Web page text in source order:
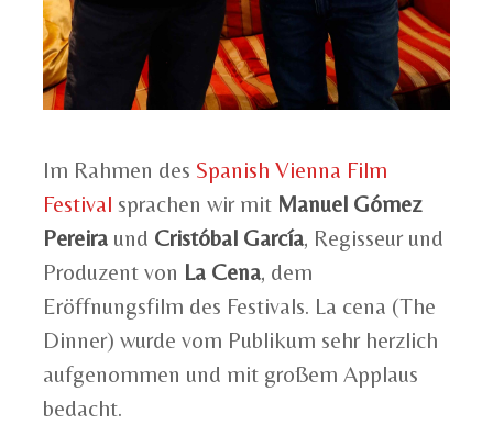
Im Rahmen des Spanish Vienna Film
Festival sprachen wir mit Manuel Gómez
Pereira und Cristóbal García, Regisseur und
Produzent von La Cena, dem
Eröffnungsfilm des Festivals. La cena (The
Dinner) wurde vom Publikum sehr herzlich
aufgenommen und mit großem Applaus
bedacht.